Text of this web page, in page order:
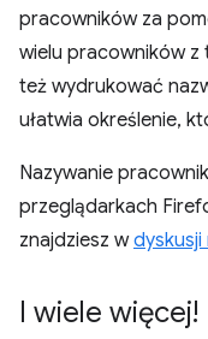
pracowników za
wielu pracowników z
też wydrukować
ułatwia określenie,
Nazywanie
przeglądarkach
znajdziesz wdyskusji
I wiele więcej!